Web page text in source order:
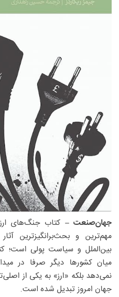
جهان‌صنعت – کتاب جنگ‌های
مهم‌ترین و بحث‌برانگیزترین
بین‌الملل و سیاست پولی است؛
میان کشورها دیگر صرفا در
نمی‌دهد بلکه «ارز» به یکی از
جهان امروز تبدیل شده است.